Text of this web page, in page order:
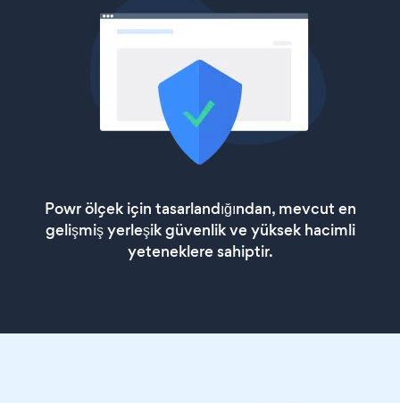
Powr ölçek için tasarlandığından, mevcut en
gelişmiş yerleşik güvenlik ve yüksek hacimli
yeteneklere sahiptir.